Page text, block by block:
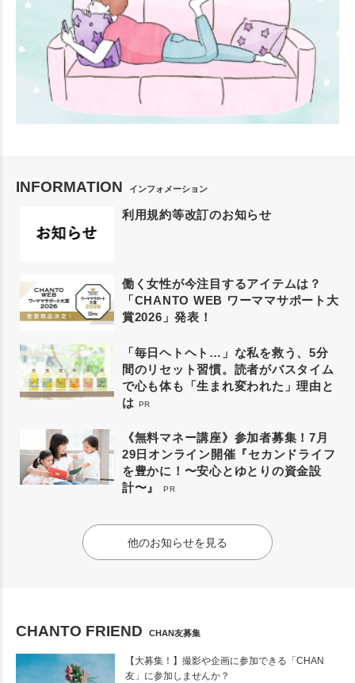
INFORMATION インフォメーション
利用規約等改訂のお知らせ
働く女性が今注目するアイテムは？
「CHANTO WEB ワーママサポート大
賞2026」発表！
「毎日ヘトヘト…」な私を救う、5分
間のリセット習慣。読者がバスタイム
で心も体も「生まれ変われた」理由と
は PR
《無料マネー講座》参加者募集！7月
29日オンライン開催『セカンドライフ
を豊かに！〜安心とゆとりの資金設
計〜』
PR
他のお知らせを見る
CHANTO FRIEND CHAN友募集
【大募集！】撮影や企画に参加できる「CHAN
友」に参加しませんか？